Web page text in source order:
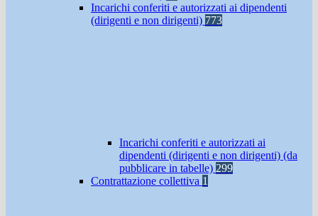
Incarichi conferiti e autorizzati ai dipendenti
(dirigenti e non dirigenti) 773
Incarichi conferiti e autorizzati ai
dipendenti (dirigenti e non dirigenti) (da
pubblicare in tabelle) 299
Contrattazione collettiva 1